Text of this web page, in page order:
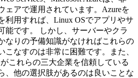
ェアで運用されています。Azureを
利用すれば、Linux OSでアプリやサ
能です。 しかし、サーバーやクラ
なりの予備知識がなければこれらの
こなすのは非常に困難です。また、
これらの三大企業を信頼している
、他の選択肢があるのは良いことな